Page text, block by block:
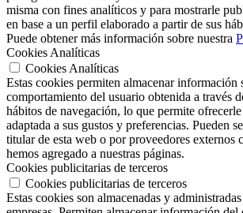
misma con fines analíticos y para mostrarle
en base a un perfil elaborado a partir de sus
Puede obtener más información sobre nuestra
Cookies Analíticas
Cookies Analíticas
Estas cookies permiten almacenar información
comportamiento del usuario obtenida a través
hábitos de navegación, lo que permite
adaptada a sus gustos y preferencias. Pueden
titular de esta web o por proveedores externos
hemos agregado a nuestras páginas.
Cookies publicitarias de terceros
Cookies publicitarias de terceros
Estas cookies son almacenadas y